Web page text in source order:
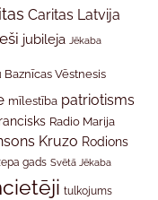
Caritas Latvija
jubileja Jēkaba
Baznīcas Vēstnesis
mīlestība patriotisms
Radio Marija
Kruzo Rodions
gads Svētā Jēkaba
tulkojums